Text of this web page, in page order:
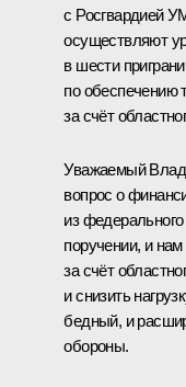
с Росгвардией
осуществляют
в шести
по обеспечению
за счёт
Уважаемый
вопрос о
из
поручении, и
за счёт
и снизить
бедный, и
обороны.